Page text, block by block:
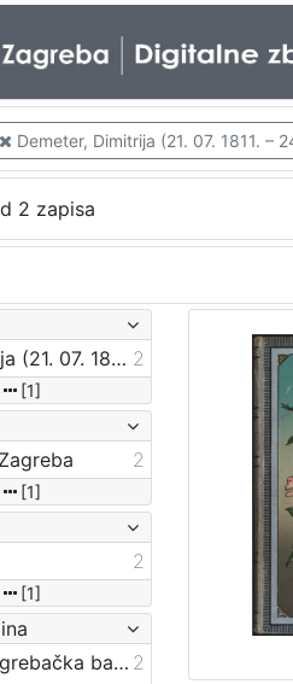
Demeter, Dimitrija (21. 07. 1811. –
2 zapisa
Demeter, Dimitrija (21. 07. 1811. – 24. 06. 1872.) 2
[1]
2
[1]
2
[1]
Digitalizirana zagrebačka baština 2